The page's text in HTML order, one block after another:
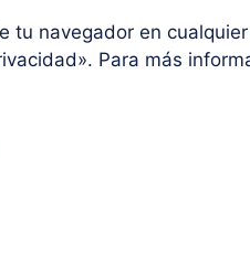
tu navegador en
Para más